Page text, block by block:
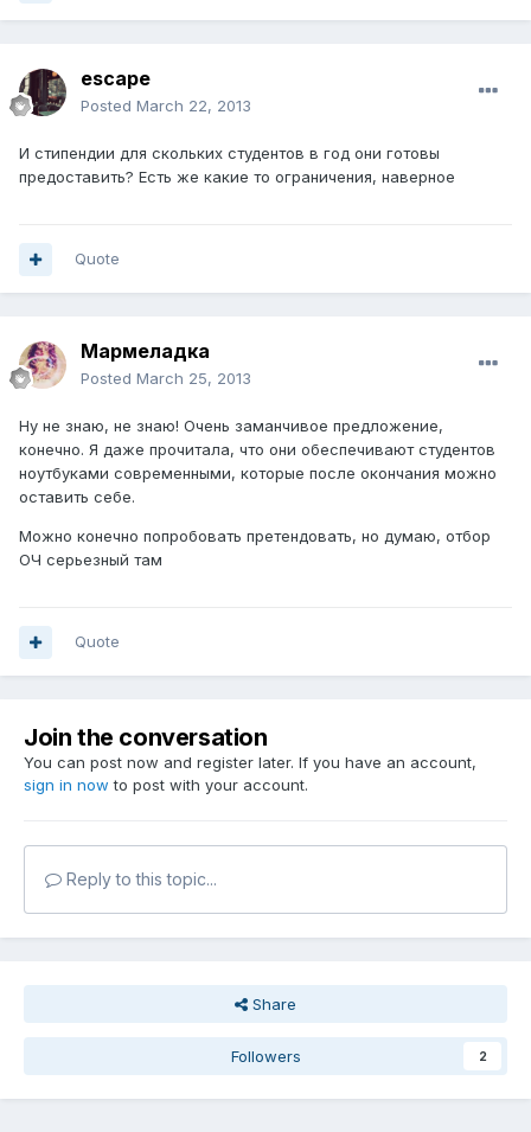
escape
Posted March 22, 2013
И стипендии для скольких студентов в год они готовы
предоставить? Есть же какие то ограничения, наверное
Quote
Мармеладка
Posted March 25, 2013
Ну не знаю, не знаю! Очень заманчивое предложение,
конечно. Я даже прочитала, что они обеспечивают студентов
ноутбуками современными, которые после окончания можно
оставить себе.
Можно конечно попробовать претендовать, но думаю, отбор
ОЧ серьезный там
Quote
Join the conversation
You can post now and register later. If you have an account,
sign in now to post with your account.
Reply to this topic...
Share
Followers 2